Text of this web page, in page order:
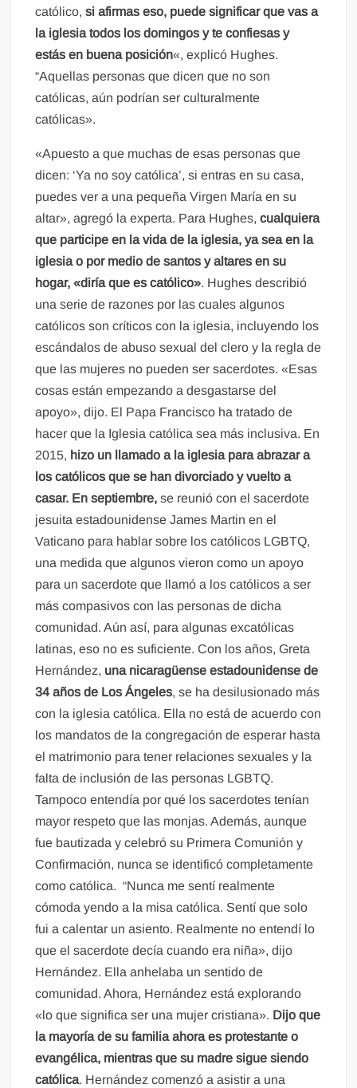
católico,si afirmas eso, puede significar que vas a
la iglesia todos los domingos y te confiesas y
estás en buena posición«, explicó Hughes.
“Aquellas personas que dicen que no son
católicas, aún podrían ser culturalmente
católicas».
«Apuesto a que muchas de esas personas que
dicen: ‘Ya no soy católica’, si entras en su casa,
puedes ver a una pequeña Virgen María en su
altar», agregó la experta. Para Hughes,cualquiera
que participe en la vida de la iglesia, ya sea en la
iglesia o por medio de santos y altares en su
hogar, «diría que es católico». Hughes describió
una serie de razones por las cuales algunos
católicos son críticos con la iglesia, incluyendo los
escándalos de abuso sexual del clero y la regla de
que las mujeres no pueden ser sacerdotes. «Esas
cosas están empezando a desgastarse del
apoyo», dijo. El Papa Francisco ha tratado de
hacer que la Iglesia católica sea más inclusiva. En
2015, hizo un llamado a la iglesia para abrazar a
los católicos que se han divorciado y vuelto a
casar. En septiembre, se reunió con el sacerdote
jesuita estadounidense James Martin en el
Vaticano para hablar sobre los católicos LGBTQ,
una medida que algunos vieron como un apoyo
para un sacerdote que llamó a los católicos a ser
más compasivos con las personas de dicha
comunidad. Aún así, para algunas excatólicas
latinas, eso no es suficiente. Con los años, Greta
Hernández, una nicaragüense estadounidense de
34 años de Los Ángeles, se ha desilusionado más
con la iglesia católica. Ella no está de acuerdo con
los mandatos de la congregación de esperar hasta
el matrimonio para tener relaciones sexuales y la
falta de inclusión de las personas LGBTQ.
Tampoco entendía por qué los sacerdotes tenían
mayor respeto que las monjas. Además, aunque
fue bautizada y celebró su Primera Comunión y
Confirmación, nunca se identificó completamente
como católica. “Nunca me sentí realmente
cómoda yendo a la misa católica. Sentí que solo
fui a calentar un asiento. Realmente no entendí lo
que el sacerdote decía cuando era niña», dijo
Hernández. Ella anhelaba un sentido de
comunidad. Ahora, Hernández está explorando
«lo que significa ser una mujer cristiana». Dijo que
la mayoría de su familia ahora es protestante o
evangélica, mientras que su madre sigue siendo
católica. Hernández comenzó a asistir a una